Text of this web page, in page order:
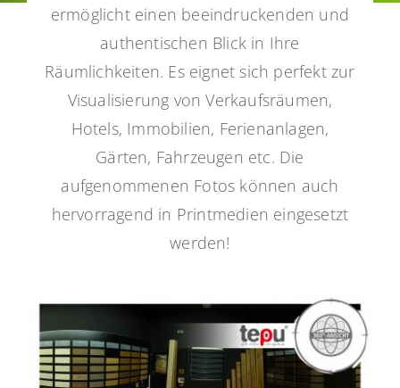
ermöglicht einen beeindruckenden und
authentischen Blick in Ihre
Räumlichkeiten. Es eignet sich perfekt zur
Visualisierung von Verkaufsräumen,
Hotels, Immobilien, Ferienanlagen,
Gärten, Fahrzeugen etc. Die
aufgenommenen Fotos können auch
hervorragend in Printmedien eingesetzt
werden!